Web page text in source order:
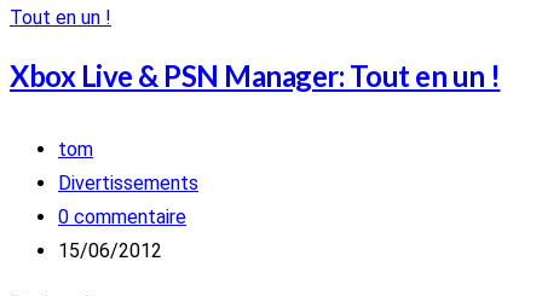
Xbox Live & PSN Manager: Tout en un !
Auteur/autrice
de
la
publication :
tom
Post
category:
Divertissements
Commentaires
de
0 commentaire
Publication
15/06/2012